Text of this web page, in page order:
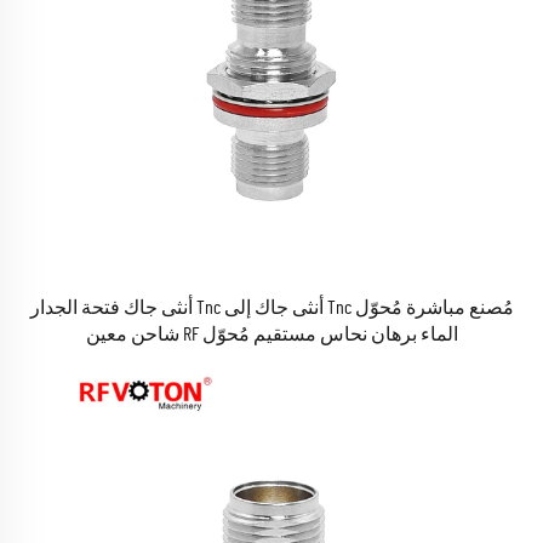
مُصنع مباشرة مُحوّل Tnc أنثى جاك إلى Tnc أنثى جاك فتحة الجدار
الماء برهان نحاس مستقيم مُحوّل RF شاحن معين